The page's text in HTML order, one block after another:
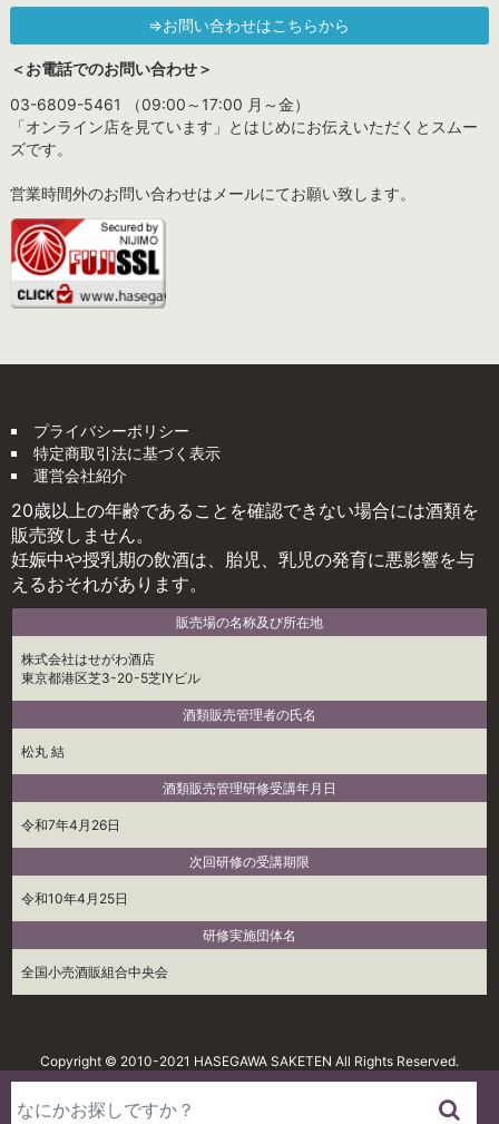
⇒お問い合わせはこちらから
＜お電話でのお問い合わせ＞
03-6809-5461 （09:00～17:00 月～金）
「オンライン店を見ています」とはじめにお伝えいただくとスムー
ズです。
営業時間外のお問い合わせはメールにてお願い致します。
プライバシーポリシー
特定商取引法に基づく表示
運営会社紹介
20歳以上の年齢であることを確認できない場合には酒類を
販売致しません。
妊娠中や授乳期の飲酒は、胎児、乳児の発育に悪影響を与
えるおそれがあります。
販売場の名称及び所在地
株式会社はせがわ酒店
東京都港区芝3-20-5芝IYビル
酒類販売管理者の氏名
松丸 結
酒類販売管理研修受講年月日
令和7年4月26日
次回研修の受講期限
令和10年4月25日
研修実施団体名
全国小売酒販組合中央会
Copyright © 2010-2021 HASEGAWA SAKETEN All Rights Reserved.